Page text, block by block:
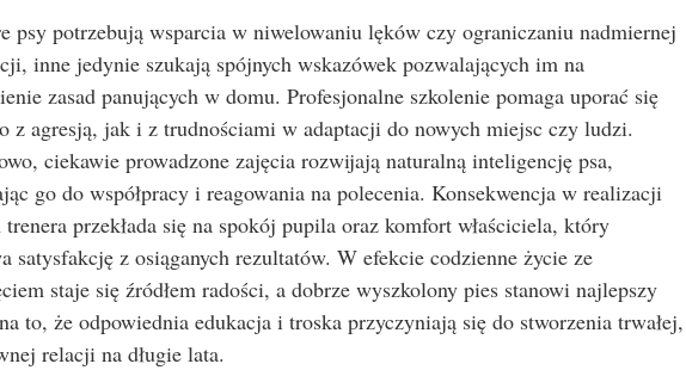
psy potrzebują wsparcia w niwelowaniu lęków czy ograniczaniu nadmiernej
inne jedynie szukają spójnych wskazówek pozwalających im na
zasad panujących w domu. Profesjonalne szkolenie pomaga uporać się
z agresją, jak i z trudnościami w adaptacji do nowych miejsc czy ludzi.
ciekawie prowadzone zajęcia rozwijają naturalną inteligencję psa,
go do współpracy i reagowania na polecenia. Konsekwencja w realizacji
trenera przekłada się na spokój pupila oraz komfort właściciela, który
satysfakcję z osiąganych rezultatów. W efekcie codzienne życie ze
staje się źródłem radości, a dobrze wyszkolony pies stanowi najlepszy
to, że odpowiednia edukacja i troska przyczyniają się do stworzenia trwałej,
relacji na długie lata.